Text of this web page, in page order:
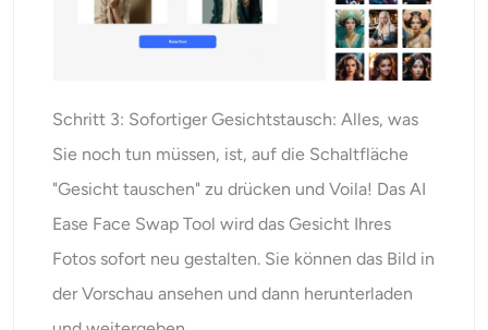
Schritt 3: Sofortiger Gesichtstausch: Alles, was
Sie noch tun müssen, ist, auf die Schaltfläche
"Gesicht tauschen" zu drücken und Voila! Das AI
Ease Face Swap Tool wird das Gesicht Ihres
Fotos sofort neu gestalten. Sie können das Bild in
der Vorschau ansehen und dann herunterladen